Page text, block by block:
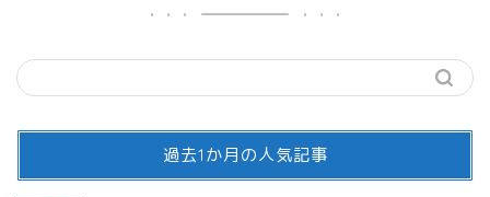
過去1か月の人気記事